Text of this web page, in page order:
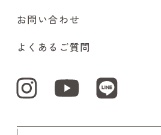
お問い合わせ
よくあるご質問